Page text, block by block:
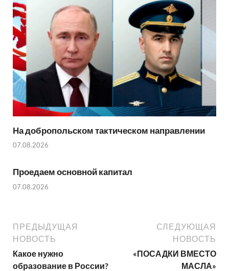
На добропольском тактическом направлении
07.08.2026
Проедаем основной капитал
07.08.2026
ПРЕДЫДУЩАЯ
НОВОСТЬ
Какое нужно
образование в России?
СЛЕДУЮЩАЯ
НОВОСТЬ
«ПОСАДКИ ВМЕСТО
МАСЛА»